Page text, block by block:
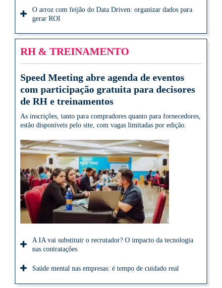
O arroz com feijão do Data Driven: organizar dados para
gerar ROI
RH & TREINAMENTO
Speed Meeting abre agenda de eventos
com participação gratuita para decisores
de RH e treinamentos
As inscrições, tanto para compradores quanto para fornecedores,
estão disponíveis pelo site, com vagas limitadas por edição.
A IA vai substituir o recrutador? O impacto da tecnologia
nas contratações
Saúde mental nas empresas: é tempo de cuidado real